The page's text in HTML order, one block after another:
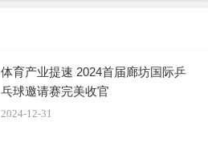
体育产业提速 2024首届廊坊国际乒
乓球邀请赛完美收官
2024-12-31